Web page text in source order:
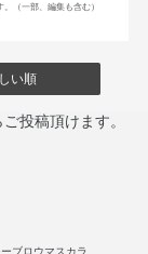
（一部、編集も含む）
い順
投稿頂けます。